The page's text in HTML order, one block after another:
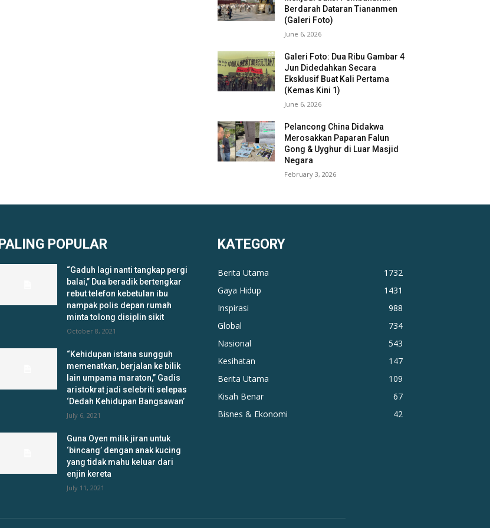
Berdarah Dataran Tiananmen
(Galeri Foto)
June 6, 2026
Galeri Foto: Dua Ribu Gambar 4
Jun Didedahkan Secara
Eksklusif Buat Kali Pertama
(Kemas Kini 1)
June 6, 2026
Pelancong China Didakwa
Merosakkan Paparan Falun
Gong & Uyghur di Luar Masjid
Negara
February 3, 2026
PALING POPULAR
“Gaduh lagi nanti tangkap pergi
balai,” Dua beradik bertengkar
rebut telefon kebetulan ibu
nampak polis depan rumah
minta tolong disiplin sikit
October 8, 2021
“Kehidupan istana sungguh
memenatkan, berjalan ke bilik
lain umpama maraton,” Gadis
aristokrat jadi selebriti selepas
‘Dedah Kehidupan Bangsawan’
July 6, 2021
Guna Oyen milik jiran untuk
‘bincang’ dengan anak kucing
yang tidak mahu keluar dari
enjin kereta
July 11, 2021
KATEGORY
Berita Utama
1732
Gaya Hidup
1431
Inspirasi
988
Global
734
Nasional
543
Kesihatan
147
Berita Utama
109
Kisah Benar
67
Bisnes & Ekonomi
42